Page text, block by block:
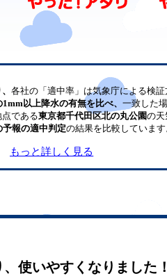
各社の「適中率」は気象庁による検
以上降水の有無を比べ、 一致した
である東京都千代田区北の丸公園の天
報の適中判定の結果を比較しています
もっと詳しく見る
使いやすくなりました！